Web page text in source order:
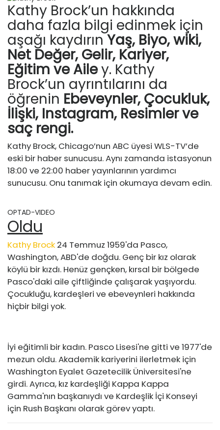
Kathy Brock’un hakkında
daha fazla bilgi edinmek için
aşağı kaydırınYaş, Biyo, wiki,
Net Değer, Gelir, Kariyer,
Eğitim ve Ailey. Kathy
Brock’un ayrıntılarını da
öğrenin Ebeveynler, Çocukluk,
İlişki, Instagram, Resimler ve
saç rengi.
Kathy Brock, Chicago’nun ABC üyesi WLS-TV’de
eski bir haber sunucusu. Aynı zamanda istasyonun
18:00 ve 22:00 haber yayınlarının yardımcı
sunucusu. Onu tanımak için okumaya devam edin.
OPTAD-VIDEO
Oldu
Kathy Brock 24 Temmuz 1959'da Pasco,
Washington, ABD'de doğdu. Genç bir kız olarak
köylü bir kızdı. Henüz gençken, kırsal bir bölgede
Pasco'daki aile çiftliğinde çalışarak yaşıyordu.
Çocukluğu, kardeşleri ve ebeveynleri hakkında
hiçbir bilgi yok.
İyi eğitimli bir kadın. Pasco Lisesi'ne gitti ve 1977'de
mezun oldu. Akademik kariyerini ilerletmek için
Washington Eyalet Gazetecilik Üniversitesi'ne
girdi. Ayrıca, kız kardeşliği Kappa Kappa
Gamma'nın başkanıydı ve Kardeşlik İçi Konseyi
için Rush Başkanı olarak görev yaptı.